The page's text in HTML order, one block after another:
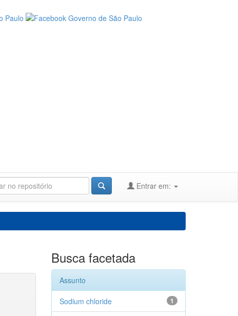
Entrar em:
Busca facetada
Assunto
1
Sodium chloride